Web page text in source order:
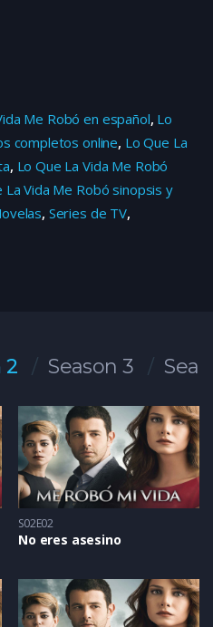
Me Robó en español, Lo
completos online, Lo Que La
, Lo Que La Vida Me Robó
La Vida Me Robó sinopsis y
, Series de TV,
2 Season 3
S02E02
No eres asesino